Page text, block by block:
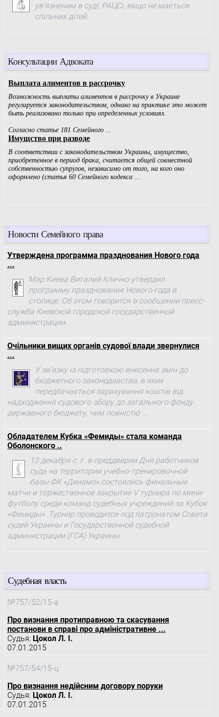
ув'язненим в суді, РАЦСі, якщо не мається
спільних дітей.
Консультации Адвоката
Новости Семейного права
Утверждена программа празднования Нового года
...
Мэр Киева Виталий Кличко утвердил
программу празднования Нового года в
столице. Об этом говорится в сообщении пресс-
служба Киевской городской государственной
администрации.
Очільники вищих органів судової влади звернулися
...
У зв’язку із підготовкою внесення змін до
бюджетного законодавства, в яких
передбачається зарахування коштів від
надходження судового збору до загального фонду
державного бюджету, чим повністю ...
Обладателем Кубка «Фемиды» стала команда
Оболонского ..
13 декабря с. г. в преддверии Дня работников
суда на территории учебно-тренировочной
базы ФК «Динамо» состоялись финальные
матчи и торжественное закрытие V турнира по мини-
футболу среди команд судебных учреждений за Кубок
«Фемиды». Турнир проводится под патронатом Совета
судей Украины и Государственной судебной
администрации (ГСА) Украины.
Судебная власть
№757/52/15-а
Про визнання протиправною та скасування
постанови в справі про адміністративне ...
Судья: Цокол Л. І.
07.01.2015
№757/54/15-ц
Про визнання недійсним договору поруки
Судья: Цокол Л. І.
07.01.2015